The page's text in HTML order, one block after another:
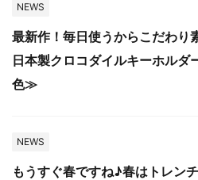
NEWS
最新作！毎日使うからこだわり
日本製クロコダイルキーホル
色≫
NEWS
もうすぐ春ですね♪春はトレン